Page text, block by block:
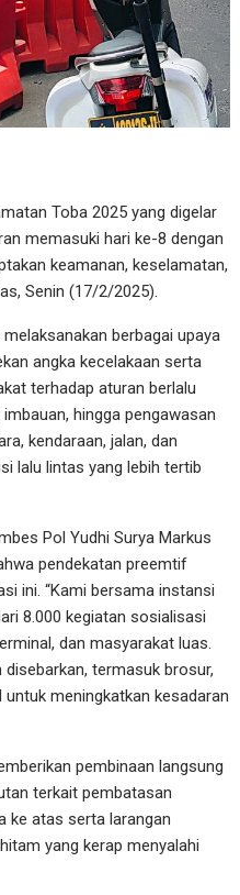
Toba 2025 yang digelar
memasuki hari ke-8 dengan
keamanan, keselamatan,
Senin (17/2/2025).
berbagai upaya
angka kecelakaan serta
terhadap aturan berlalu
hingga pengawasan
kendaraan, jalan, dan
lalu lintas yang lebih tertib
Pol Yudhi Surya Markus
pendekatan preemtif
ini. “Kami bersama instansi
8.000 kegiatan sosialisasi
dan masyarakat luas.
termasuk brosur,
meningkatkan kesadaran
pembinaan langsung
terkait pembatasan
ke atas serta larangan
yang kerap menyalahi